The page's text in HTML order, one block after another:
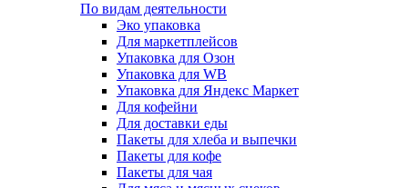
По видам деятельности
Эко упаковка
Для маркетплейсов
Упаковка для Озон
Упаковка для WB
Упаковка для Яндекс Маркет
Для кофейни
Для доставки еды
Пакеты для хлеба и выпечки
Пакеты для кофе
Пакеты для чая